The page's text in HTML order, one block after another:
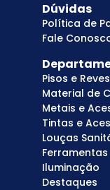
Dúvidas
Política de
Fale
Pisos e
Material de
Metais e
Tintas e
Louças
Ferramentas
Iluminação
Destaques